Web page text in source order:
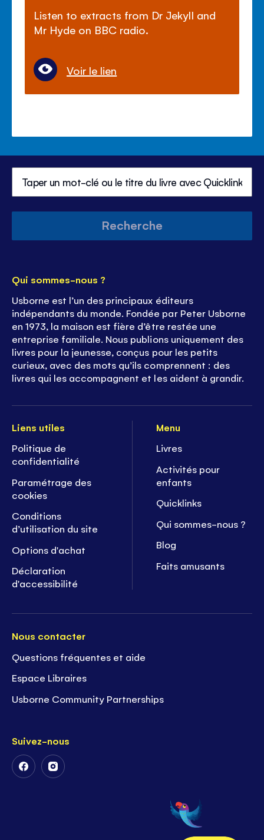
Listen to extracts from Dr Jekyll and
Mr Hyde on BBC radio.
Voir le lien
Recherche
Liens utiles
Politique de
confidentialité
Paramétrage des
cookies
Conditions
d’utilisation du site
Options d'achat
Déclaration
d'accessibilité
Menu
Livres
Activités pour
enfants
Quicklinks
Qui sommes-nous ?
Blog
Faits amusants
Nous contacter
Questions fréquentes et aide
Espace Libraires
Usborne Community Partnerships
Suivez-nous
Suivez-Suivez-
Qui sommes-nous ?
Usborne est l’un des principaux éditeurs
indépendants du monde. Fondée par Peter Usborne
en 1973, la maison est fière d’être restée une
entreprise familiale. Nous publions uniquement des
livres pour la jeunesse, conçus pour les petits
curieux, avec des mots qu’ils comprennent : des
livres qui les accompagnent et les aident à grandir.